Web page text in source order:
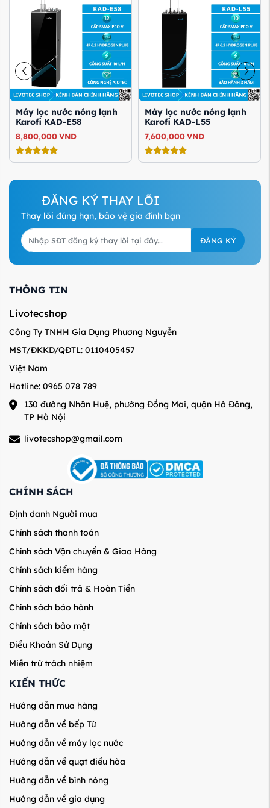
Máy lọc nước nóng lạnh
Karofi KAD-E58
8,800,000VND
Máy lọc nước nóng lạnh
Karofi KAD-L55
7,600,000VND
ĐĂNG KÝ THAY LÕI
Thay lõi đúng hạn, bảo vệ gia đình bạn
ĐĂNG KÝ
THÔNG TIN
Livotecshop
Công Ty TNHH Gia Dụng Phương Nguyễn
MST/ĐKKD/QĐTL: 0110405457
Việt Nam
Hotline: 0965 078 789
130 đường Nhân Huệ, phường Đồng Mai, quận Hà Đông,
TP Hà Nội
livotecshop@gmail.com
CHÍNH SÁCH
Định danh Người mua
Chính sách thanh toán
Chính sách Vận chuyển & Giao Hàng
Chính sách kiểm hàng
Chính sách đổi trả & Hoàn Tiền
Chính sách bảo hành
Chính sách bảo mật
Điều Khoản Sử Dụng
Miễn trừ trách nhiệm
KIẾN THỨC
Hướng dẫn mua hàng
Hướng dẫn về bếp Từ
Hướng dẫn về máy lọc nước
Hướng dẫn về quạt điều hòa
Hướng dẫn về bình nóng
Hướng dẫn về gia dụng